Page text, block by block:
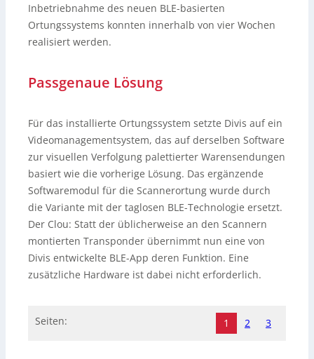
Inbetriebnahme des neuen BLE-basierten
Ortungssystems konnten innerhalb von vier Wochen
realisiert werden.
Passgenaue Lösung
Für das installierte Ortungssystem setzte Divis auf ein
Videomanagementsystem, das auf derselben Software
zur visuellen Verfolgung palettierter Warensendungen
basiert wie die vorherige Lösung. Das ergänzende
Softwaremodul für die Scannerortung wurde durch
die Variante mit der taglosen BLE-Technologie ersetzt.
Der Clou: Statt der üblicherweise an den Scannern
montierten Transponder übernimmt nun eine von
Divis entwickelte BLE-App deren Funktion. Eine
zusätzliche Hardware ist dabei nicht erforderlich.
Seiten: 1 2 3